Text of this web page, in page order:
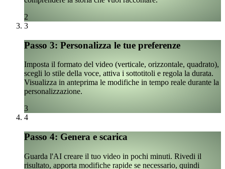
2
3
Passo 3: Personalizza le tue preferenze
Imposta il formato del video (verticale, orizzontale, quadrato),
scegli lo stile della voce, attiva i sottotitoli e regola la durata.
Visualizza in anteprima le modifiche in tempo reale durante la
personalizzazione.
3
4
Passo 4: Genera e scarica
Guarda l'AI creare il tuo video in pochi minuti. Rivedi il
risultato, apporta modifiche rapide se necessario, quindi